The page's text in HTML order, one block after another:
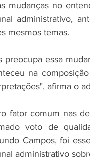
mudanças no
administrativo,
mesmos temas.
preocupa essa
na
afirma o
fator comum nas
voto de
Campos, foi
administrativo